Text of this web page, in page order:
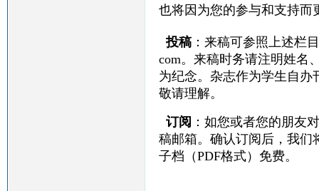
也将因为您的参与和支持而
投稿：来稿可参照上述栏
com。来稿时务请注明姓名
为纪念。杂志作为学生自办
敬请理解。
订阅 ：如您或者您的朋友
稿邮箱。确认订阅后，我们
子档（PDF格式）免费。